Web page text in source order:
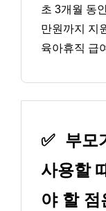
초 3개월 동
만원까지 지
육아휴직 급
✅ 부모
사용할
야 할 점